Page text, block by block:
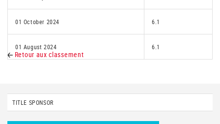
01 October 2024 6.1
01 August 2024 6.1
Retour aux classement
TITLE SPONSOR